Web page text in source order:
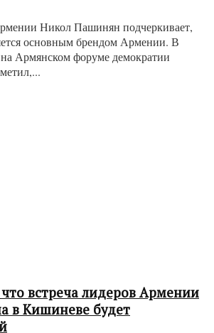
Никол Пашинян подчеркивает,
основным брендом Армении. В
Армянском форуме демократии
встреча лидеров Армении
в Кишиневе будет